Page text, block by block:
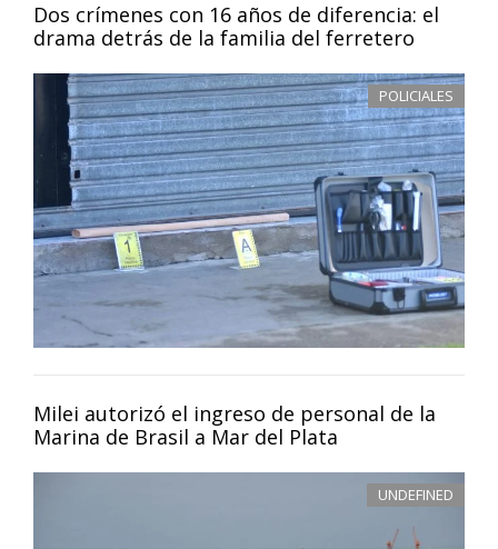
Dos crímenes con 16 años de diferencia: el
drama detrás de la familia del ferretero
POLICIALES
Milei autorizó el ingreso de personal de la
Marina de Brasil a Mar del Plata
UNDEFINED